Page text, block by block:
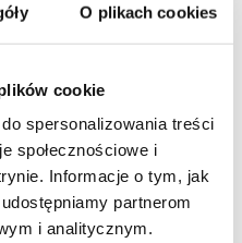
O plikach cookies
cookie
spersonalizowania treści
społecznościowe i
Informacje o tym, jak
partnerom
i analitycznym.
A